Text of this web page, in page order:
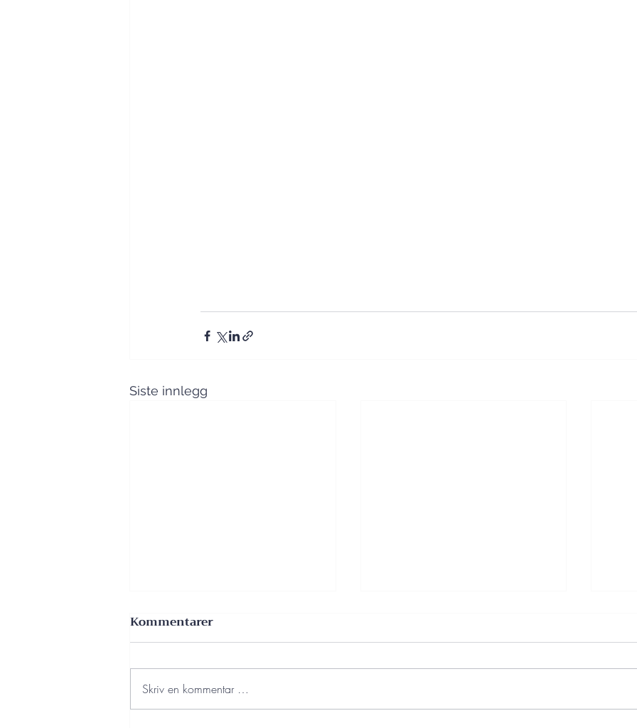
Siste innlegg
Kommentarer
Skriv en kommentar …